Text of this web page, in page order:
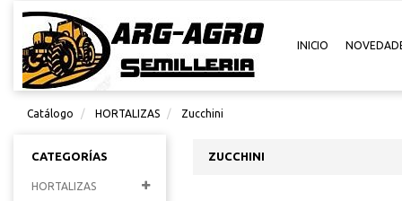
INICIO
Catálogo HORTALIZAS Zucchini
CATEGORÍAS
HORTALIZAS
ZUCCHINI